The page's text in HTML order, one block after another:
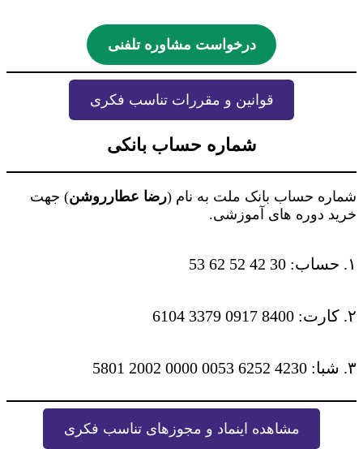
درخواست مشاوره تلفنی
قوانین و مقررات تناسب فکری
شماره حساب بانکی
شماره حساب بانک ملت به نام (رضا عطارروشن) جهت
خرید دوره های آموزشی.
۱. حساب: 30 42 52 62 53
۲. کارت: 8400 0917 3379 6104
۳. شبا: 4230 6252 0053 0000 2002 5801
مشاهده اینماد و مجوزهای تناسب فکری